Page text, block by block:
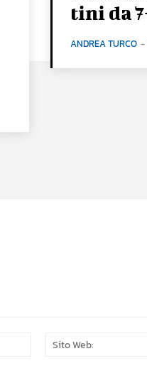
tini da
ANDREA TURCO -
Email:*